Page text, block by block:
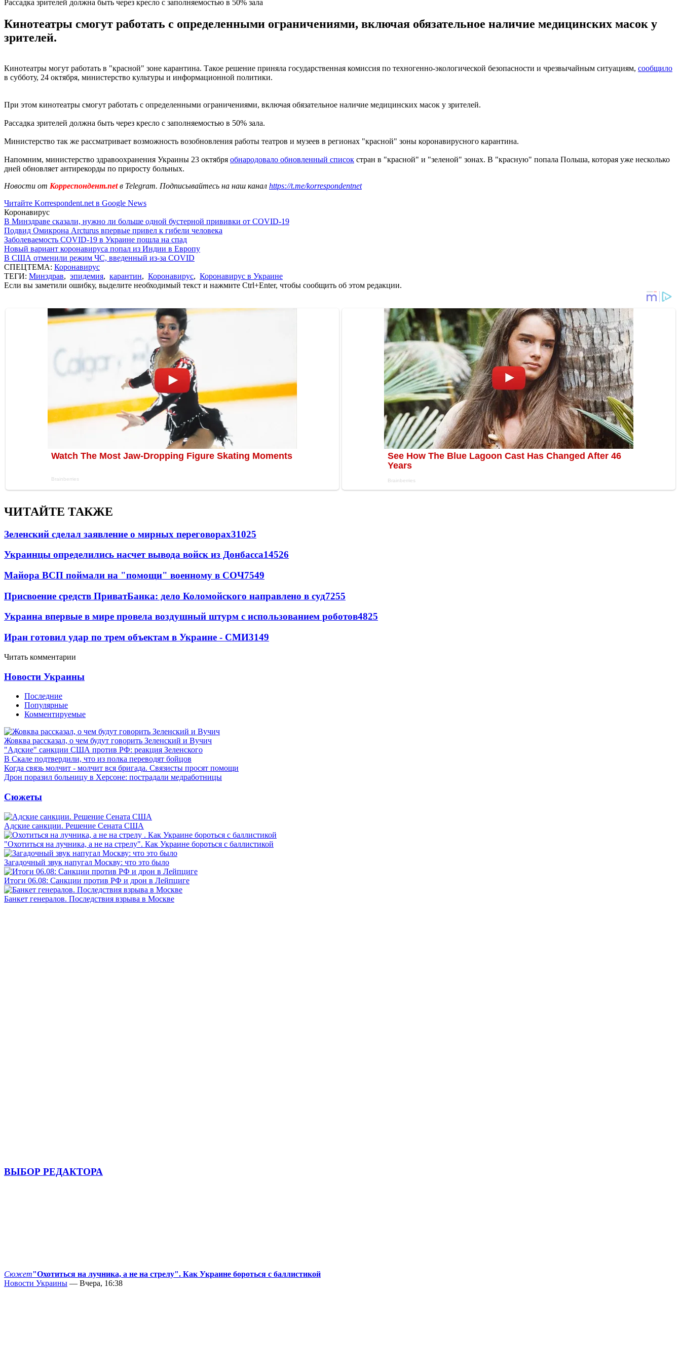
Рассадка зрителей должна быть через кресло с заполняемостью в 50% зала
Кинотеатры смогут работать с определенными ограничениями, включая обязательное наличие медицинских масок у
зрителей.
Кинотеатры могут работать в "красной" зоне карантина. Такое решение приняла государственная комиссия по техногенно-экологической безопасности и чрезвычайным ситуациям, сообщило
в субботу, 24 октября, министерство культуры и информационной политики.
При этом кинотеатры смогут работать с определенными ограничениями, включая обязательное наличие медицинских масок у зрителей.
Рассадка зрителей должна быть через кресло с заполняемостью в 50% зала.
Министерство так же рассматривает возможность возобновления работы театров и музеев в регионах "красной" зоны коронавирусного карантина.
Напомним, министерство здравоохранения Украины 23 октября обнародовало обновленный список стран в "красной" и "зеленой" зонах. В "красную" попала Польша, которая уже несколько
дней обновляет антирекорды по приросту больных.
Новости от Корреспондент.netв Telegram. Подписывайтесь на наш канал https://t.me/korrespondentnet
Читайте Korrespondent.net в Google News
Коронавирус
В Минздраве сказали, нужно ли больше одной бустерной прививки от COVID-19
Подвид Омикрона Arcturus впервые привел к гибели человека
Заболеваемость COVID-19 в Украине пошла на спад
Новый вариант коронавируса попал из Индии в Европу
В США отменили режим ЧС, введенный из-за COVID
СПЕЦТЕМА: Коронавирус
ТЕГИ: Минздрав, эпидемия, карантин, Коронавирус, Коронавирус в Украине
Если вы заметили ошибку, выделите необходимый текст и нажмите Ctrl+Enter, чтобы сообщить об этом редакции.
ЧИТАЙТЕ ТАКЖЕ
Зеленский сделал заявление о мирных переговорах31025
Украинцы определились насчет вывода войск из Донбасса14526
Майора ВСП поймали на "помощи" военному в СОЧ7549
Присвоение средств ПриватБанка: дело Коломойского направлено в суд7255
Украина впервые в мире провела воздушный штурм с использованием роботов4825
Иран готовил удар по трем объектам в Украине - СМИ3149
Читать комментарии
Новости Украины
Последние
Популярные
Комментируемые
Жовква рассказал, о чем будут говорить Зеленский и Вучич
"Адские" санкции США против РФ: реакция Зеленского
В Скале подтвердили, что из полка переводят бойцов
Когда связь молчит - молчит вся бригада. Связисты просят помощи
Дрон поразил больницу в Херсоне: пострадали медработницы
Сюжеты
Адские санкции. Решение Сената США
"Охотиться на лучника, а не на стрелу". Как Украине бороться с баллистикой
Загадочный звук напугал Москву: что это было
Итоги 06.08: Санкции против РФ и дрон в Лейпциге
Банкет генералов. Последствия взрыва в Москве
ВЫБОР РЕДАКТОРА
Сюжет"Охотиться на лучника, а не на стрелу". Как Украине бороться с баллистикой
Новости Украины — Вчера, 16:38